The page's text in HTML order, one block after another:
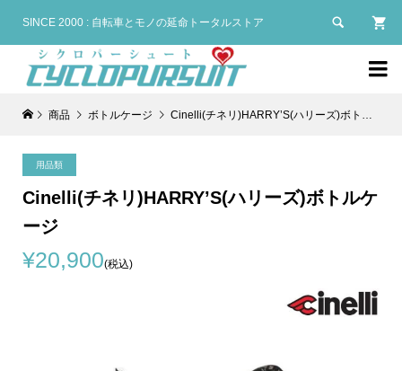
SINCE 2000 : 自転車とモノの延命トータルストア 

商品 ボトルケージ Cinelli(チネリ)HARRY’S(ハリーズ)ボトルケージ
用品類
Cinelli(チネリ)HARRY’S(ハリーズ)ボトルケ
ージ
¥20,900(税込)